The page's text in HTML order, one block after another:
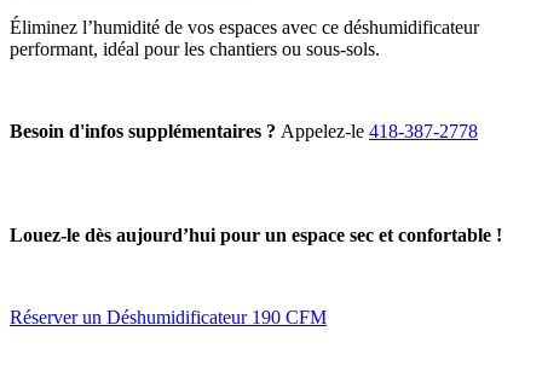
Éliminez l’humidité de vos espaces avec ce déshumidificateur
performant, idéal pour les chantiers ou sous-sols.
Besoin d'infos supplémentaires ? Appelez-le 418-387-2778
Louez-le dès aujourd’hui pour un espace sec et confortable !
Réserver un Déshumidificateur 190 CFM